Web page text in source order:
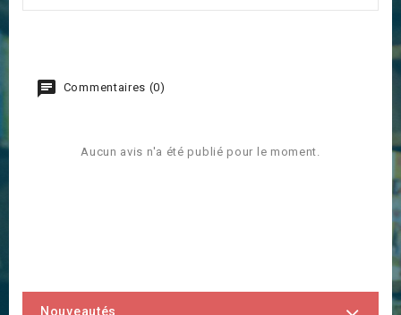
Commentaires (0)
Aucun avis n'a été publié pour le moment.
Nouveautés